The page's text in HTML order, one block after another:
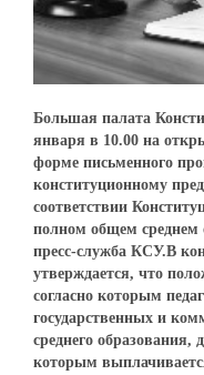
Большая палата
января в 10.00 на
форме письменного
конституционному
соответствии
полном общем среднем
пресс-служба КСУ.В
утверждается, что
согласно которым
государственных и
среднего образования,
которым